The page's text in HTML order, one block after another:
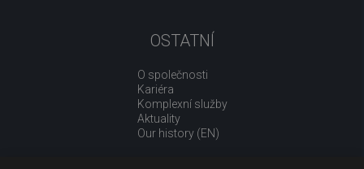
OSTATNÍ
O společnosti
Kariéra
Komplexní služby
Aktuality
Our history (EN)